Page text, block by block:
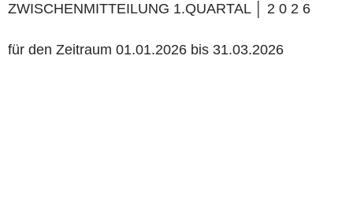
ZWISCHENMITTEILUNG 1.QUARTAL │ 2 0 2 6
für den Zeitraum 01.01.2026 bis 31.03.2026